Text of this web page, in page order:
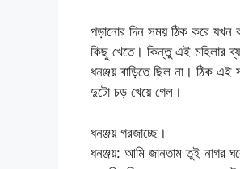
পড়ানোর দিন সময় ঠিক করে যখন
কিছু খেতে। কিন্তু এই মহিলার
ধনঞ্জয় বাড়িতে ছিল না। ঠিক
দুটো চড় খেয়ে গেল।
ধনঞ্জয় গরজাচ্ছে।
ধনঞ্জয়: আমি জানতাম তুই নাগর